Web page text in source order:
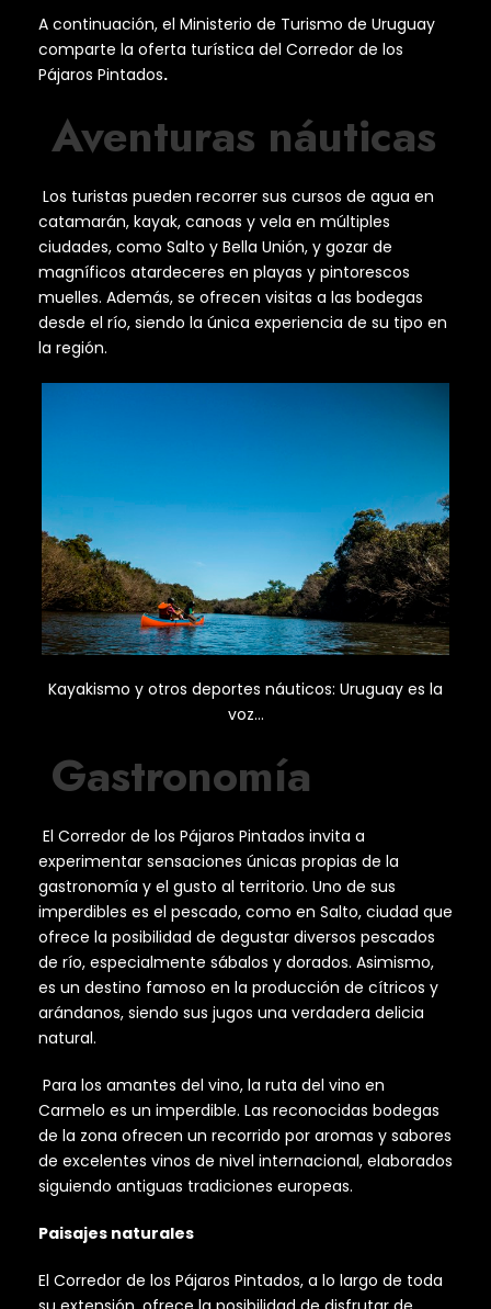
A continuación, el Ministerio de Turismo de Uruguay
comparte la oferta turística del Corredor de los
Pájaros Pintados.
Aventuras náuticas
Los turistas pueden recorrer sus cursos de agua en
catamarán, kayak, canoas y vela en múltiples
ciudades, como Salto y Bella Unión, y gozar de
magníficos atardeceres en playas y pintorescos
muelles. Además, se ofrecen visitas a las bodegas
desde el río, siendo la única experiencia de su tipo en
la región.
Kayakismo y otros deportes náuticos: Uruguay es la
voz…
Gastronomía
El Corredor de los Pájaros Pintados invita a
experimentar sensaciones únicas propias de la
gastronomía y el gusto al territorio. Uno de sus
imperdibles es el pescado, como en Salto, ciudad que
ofrece la posibilidad de degustar diversos pescados
de río, especialmente sábalos y dorados. Asimismo,
es un destino famoso en la producción de cítricos y
arándanos, siendo sus jugos una verdadera delicia
natural.
Para los amantes del vino, la ruta del vino en
Carmelo es un imperdible. Las reconocidas bodegas
de la zona ofrecen un recorrido por aromas y sabores
de excelentes vinos de nivel internacional, elaborados
siguiendo antiguas tradiciones europeas.
Paisajes naturales
El Corredor de los Pájaros Pintados, a lo largo de toda